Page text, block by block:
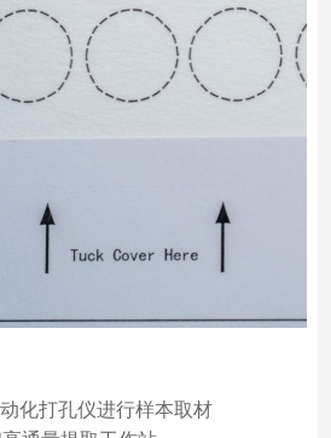
化打孔仪进行样本取材